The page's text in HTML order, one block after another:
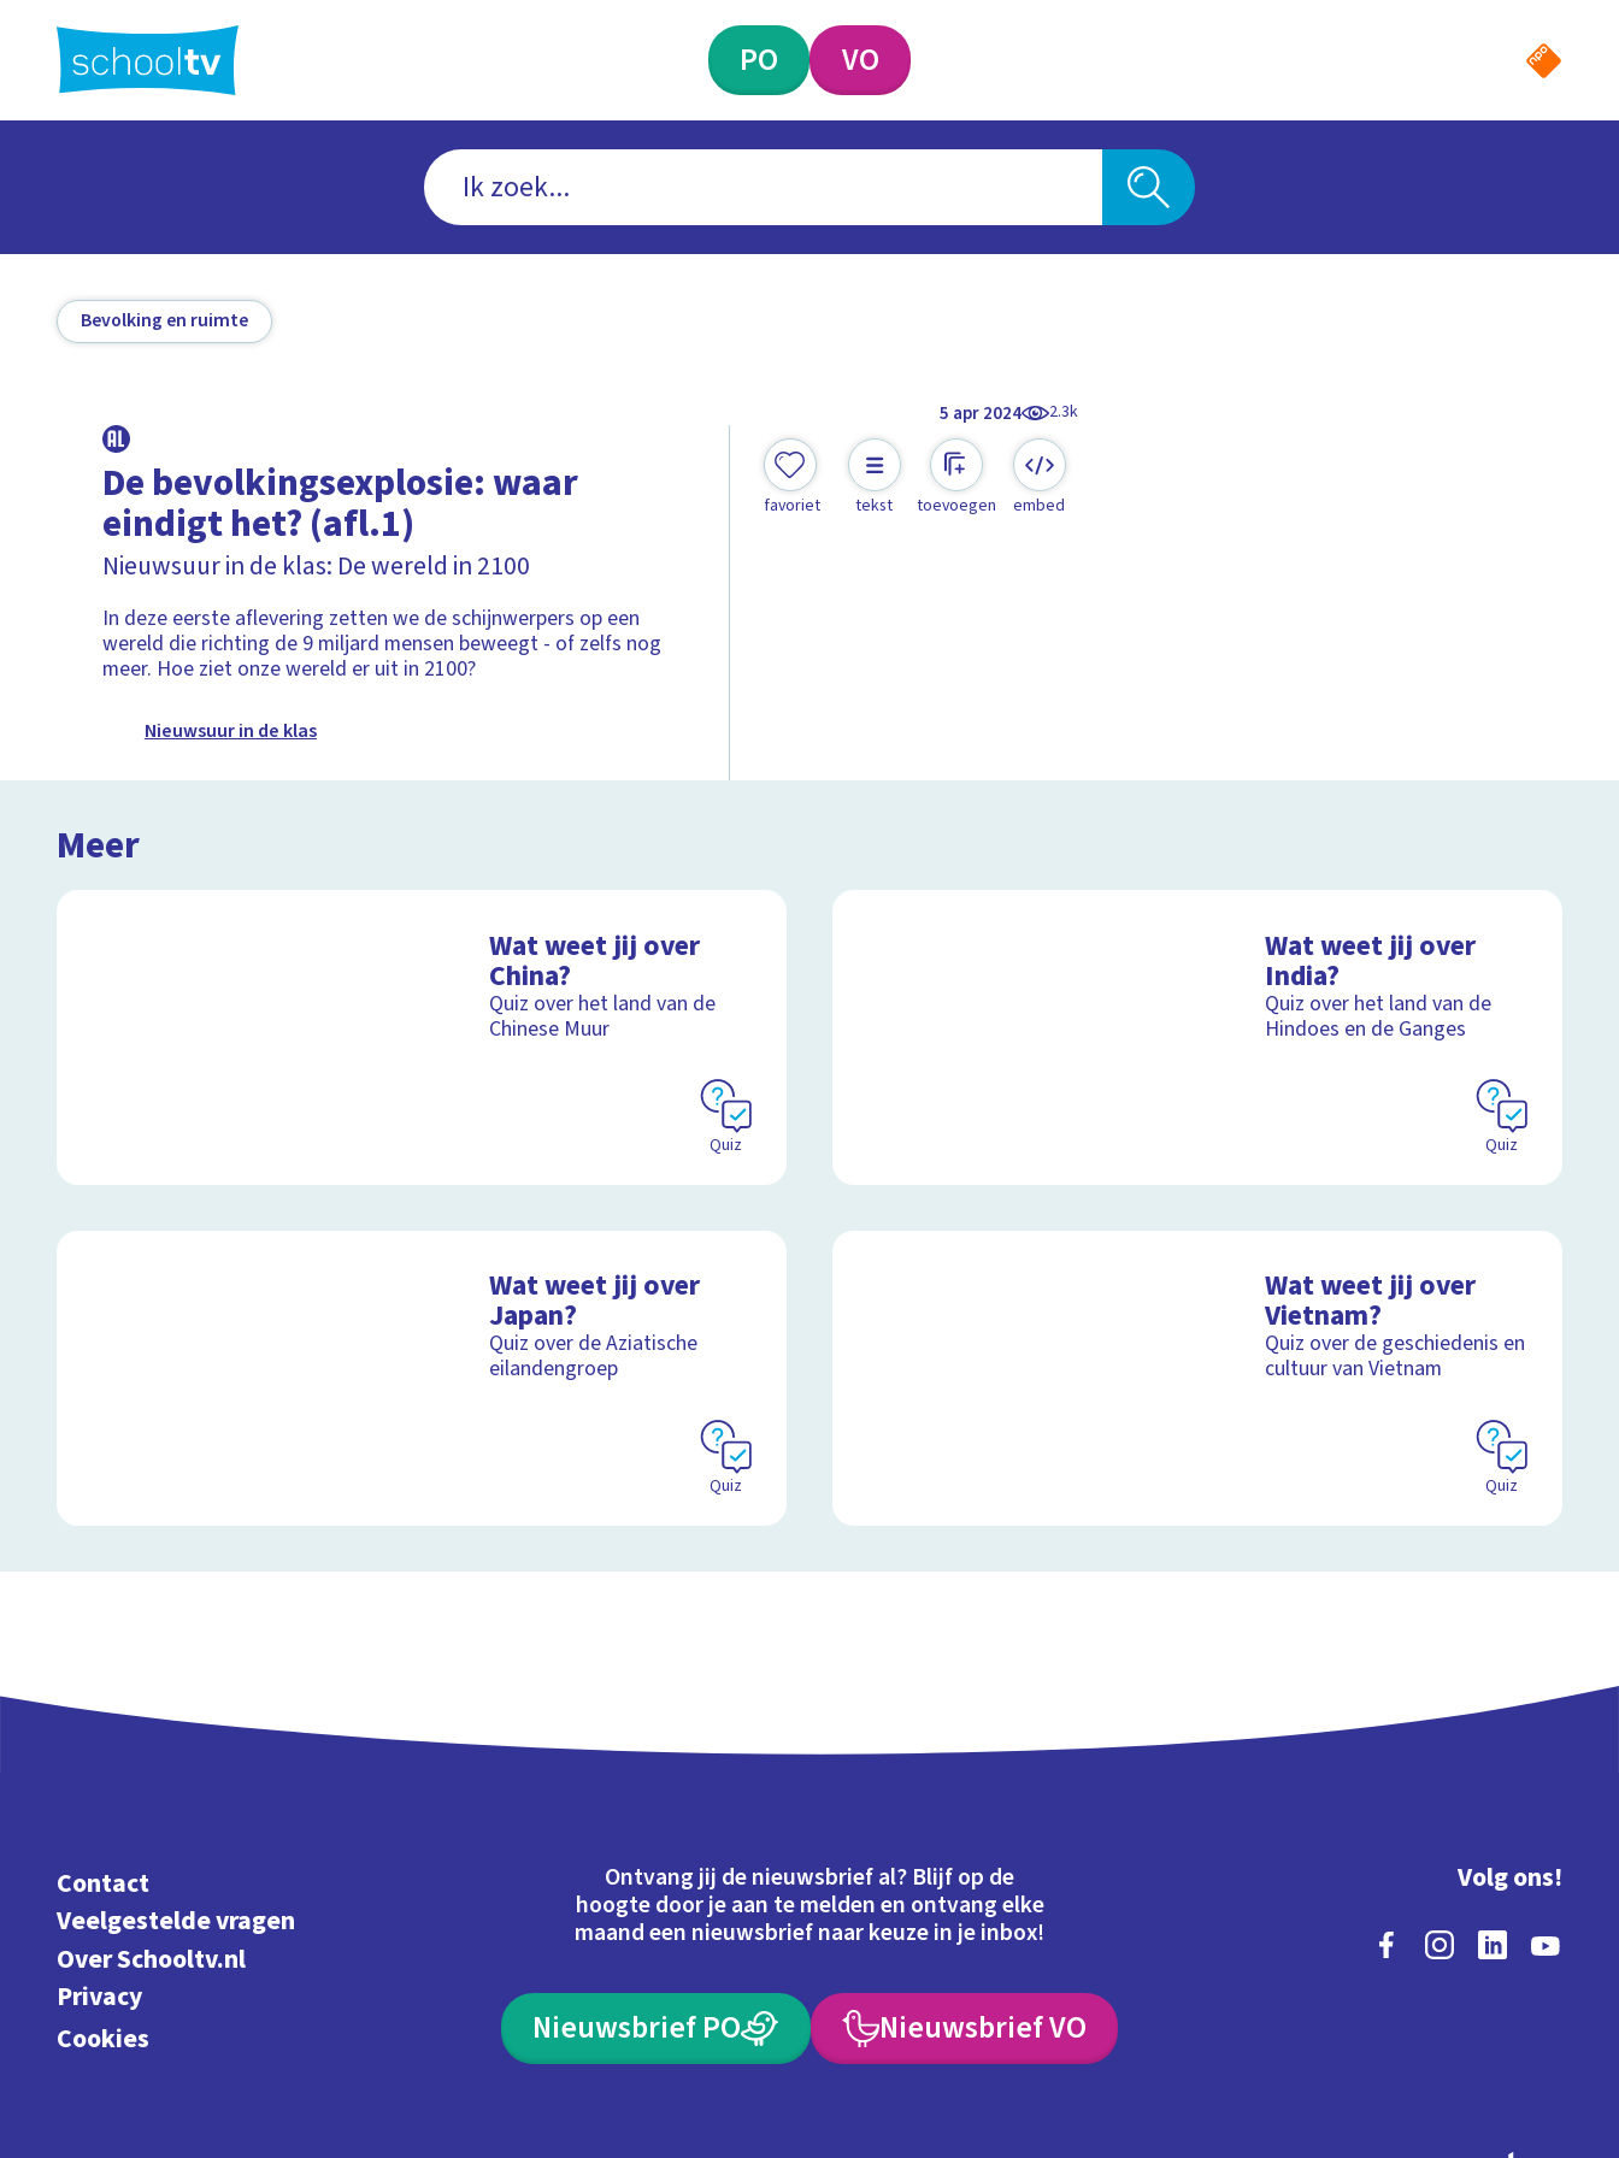
hoofdinhoud
PO VO
Bevolking en ruimte
5 apr 2024 2.3k
De bevolkingsexplosie: waar
eindigt het? (afl.1)
Nieuwsuur in de klas: De wereld in 2100
In deze eerste aflevering zetten we de schijnwerpers op een
wereld die richting de 9 miljard mensen beweegt - of zelfs nog
meer. Hoe ziet onze wereld er uit in 2100?
Nieuwsuur in de klas
favoriet tekst toevoegen embed
Meer
Wat weet jij over
China?
Quiz over het land van de
Chinese Muur
Quiz
Wat weet jij over
India?
Quiz over het land van de
Hindoes en de Ganges
Quiz
Wat weet jij over
Japan?
Quiz over de Aziatische
eilandengroep
Quiz
Wat weet jij over
Vietnam?
Quiz over de geschiedenis en
cultuur van Vietnam
Quiz
Contact
Veelgestelde vragen
Over Schooltv.nl
Privacy
Cookies
Ontvang jij de nieuwsbrief al? Blijf op de
hoogte door je aan te melden en ontvang elke
maand een nieuwsbrief naar keuze in je inbox!
Nieuwsbrief PO Nieuwsbrief VO
Volg ons!